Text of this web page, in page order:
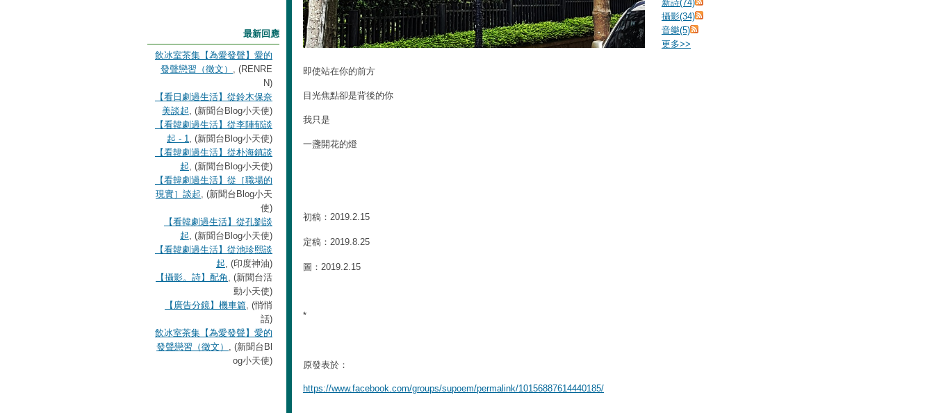
即使站在你的前方
目光焦點卻是背後的你
我只是
一盞開花的燈
初稿： 2019.2.15
定稿： 2019.8.25
圖： 2019.2.15
*
原發表於：
https://www.facebook.com/groups/supoem/permalink/10156887614440185/
新詩(74)
攝影(34)
音樂(5)
更多>>
最新回應
飲冰室茶集【為愛發聲】愛的
發聲戀習（徵文） , (RENRE
N)
【看日劇過生活】從鈴木保奈
美談起, (新聞台Blog小天使)
【看韓劇過生活】從李陣郁談
起 - 1, (新聞台Blog小天使)
【看韓劇過生活】從朴海鎮談
起, (新聞台Blog小天使)
【看韓劇過生活】從［職場的
現實］談起, (新聞台Blog小天
使)
【看韓劇過生活】從孔劉談
起, (新聞台Blog小天使)
【看韓劇過生活】從池珍熙談
起, (印度神油)
【攝影。詩】配角 , (新聞台活
動小天使)
【廣告分鏡】機車篇, (悄悄
話)
飲冰室茶集【為愛發聲】愛的
發聲戀習（徵文） , (新聞台Bl
og小天使)